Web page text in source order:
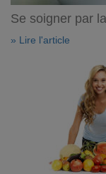
Se soigner par
» Lire l'article